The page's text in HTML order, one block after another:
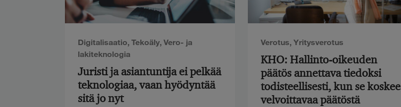
Digitalisaatio,Tekoäly,Vero- ja
lakiteknologia
Juristi ja asiantuntija ei pelkää
teknologiaa, vaan hyödyntää
sitä jo nyt
Verotus,Yritysverotus
KHO: Hallinto-oikeuden
päätös annettava tiedoksi
todisteellisesti, kun se koskee
velvoittavaa päätöstä